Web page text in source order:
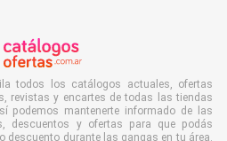
todos los catálogos actuales, ofertas
revistas y encartes de todas las tiendas
podemos mantenerte informado de las
descuentos y ofertas para que podás
descuento durante las gangas en tu área.